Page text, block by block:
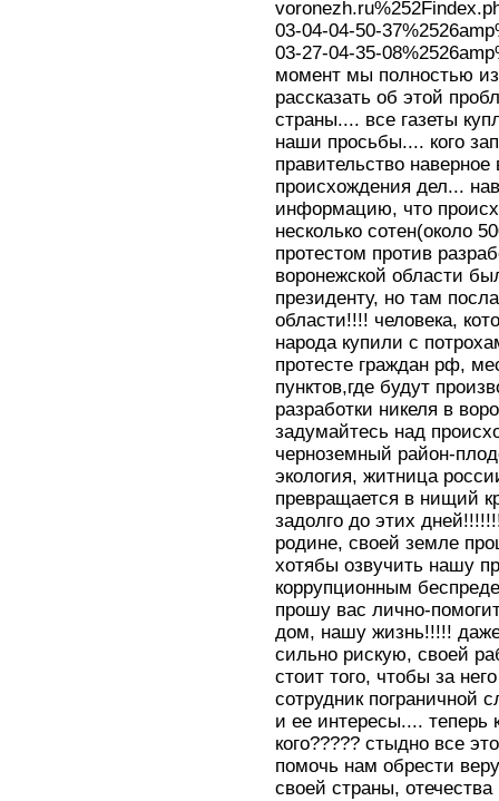
03-04-04-50-
03-27-04-35-
момент мы полностью
рассказать об этой
страны.... все газеты
наши просьбы.... кого
правительство
происхождения дел...
информацию, что
несколько сотен(около
протестом против
воронежской области
президенту, но там
области!!!! человека,
народа купили с
протесте граждан рф,
пунктов,где будут
разработки никеля в
задумайтесь над
черноземный район-
экология, житница
превращается в нищий
задолго до этих
родине, своей земле
хотябы озвучить нашу
коррупционным
прошу вас лично-
дом, нашу жизнь!!!!!
сильно рискую, своей
стоит того, чтобы за
сотрудник
и ее интересы.... теперь
кого????? стыдно все
помочь нам обрести
своей страны,